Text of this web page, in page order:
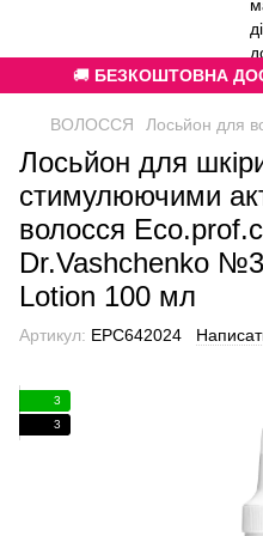
🚚 БЕЗКОШТОВНА
ВОЛОССЯ Лосьйон для
Лосьйон для
стимулюючими
волосся
Dr.Vashchenko
Lotion 100 мл
Артикул: EPC642024
3
3